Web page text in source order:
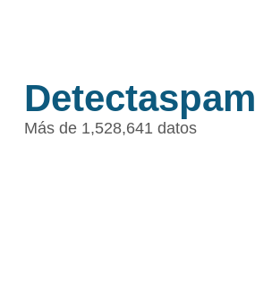
Detectaspam
Más de 1,528,641 datos